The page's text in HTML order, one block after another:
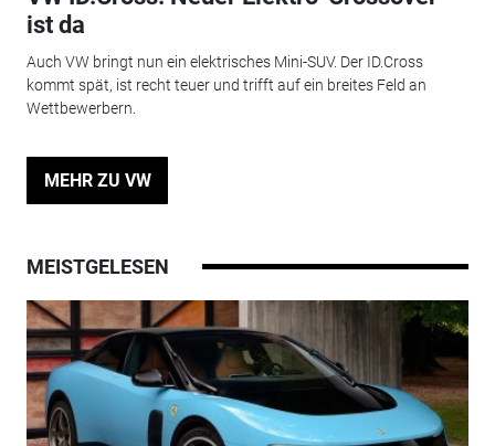
ist da
Auch VW bringt nun ein elektrisches Mini-SUV. Der ID.Cross
kommt spät, ist recht teuer und trifft auf ein breites Feld an
Wettbewerbern.
MEHR ZU VW
MEISTGELESEN